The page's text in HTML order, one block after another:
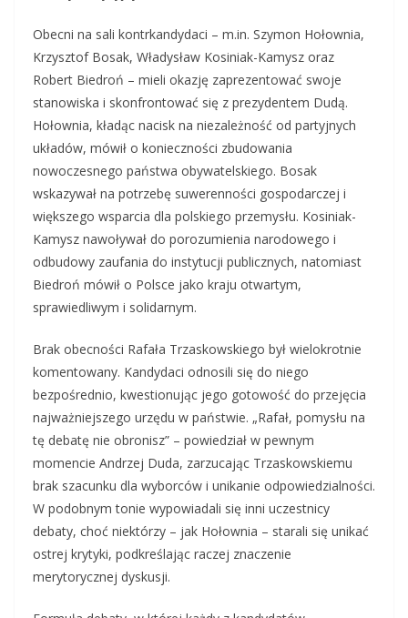
Obecni na sali kontrkandydaci – m.in. Szymon Hołownia,
Krzysztof Bosak, Władysław Kosiniak-Kamysz oraz
Robert Biedroń – mieli okazję zaprezentować swoje
stanowiska i skonfrontować się z prezydentem Dudą.
Hołownia, kładąc nacisk na niezależność od partyjnych
układów, mówił o konieczności zbudowania
nowoczesnego państwa obywatelskiego. Bosak
wskazywał na potrzebę suwerenności gospodarczej i
większego wsparcia dla polskiego przemysłu. Kosiniak-
Kamysz nawoływał do porozumienia narodowego i
odbudowy zaufania do instytucji publicznych, natomiast
Biedroń mówił o Polsce jako kraju otwartym,
sprawiedliwym i solidarnym.
Brak obecności Rafała Trzaskowskiego był wielokrotnie
komentowany. Kandydaci odnosili się do niego
bezpośrednio, kwestionując jego gotowość do przejęcia
najważniejszego urzędu w państwie. „Rafał, pomysłu na
tę debatę nie obronisz” – powiedział w pewnym
momencie Andrzej Duda, zarzucając Trzaskowskiemu
brak szacunku dla wyborców i unikanie odpowiedzialności.
W podobnym tonie wypowiadali się inni uczestnicy
debaty, choć niektórzy – jak Hołownia – starali się unikać
ostrej krytyki, podkreślając raczej znaczenie
merytorycznej dyskusji.